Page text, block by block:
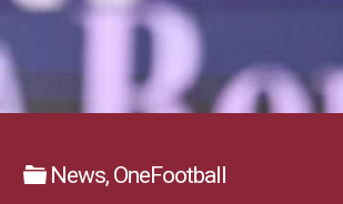
News, OneFootball